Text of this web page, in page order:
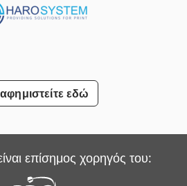
Μεταφοράς
Μεταφοράς
Κατασκευής Παλετών
εδώ
επίσημος χορηγός του: